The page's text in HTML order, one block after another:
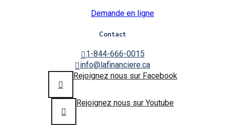
Demande en ligne
Contact
1-844-666-0015
info@lafinanciere.ca
Rejoignez nous sur Facebook
Rejoignez nous sur Youtube